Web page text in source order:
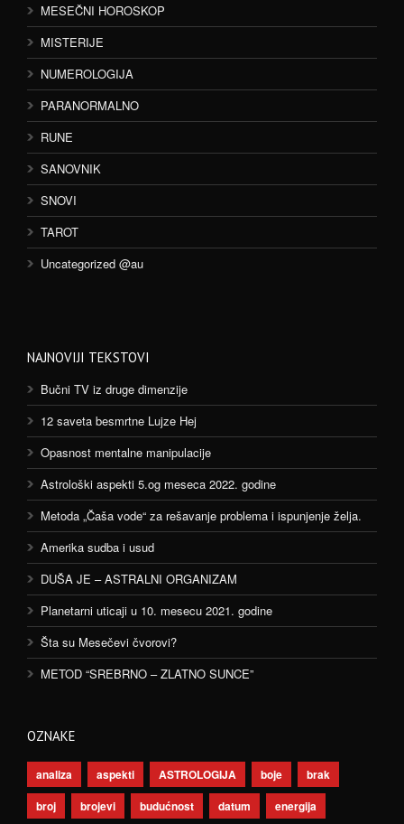
MESEČNI HOROSKOP
MISTERIJE
NUMEROLOGIJA
PARANORMALNO
RUNE
SANOVNIK
SNOVI
TAROT
Uncategorized @au
NAJNOVIJI TEKSTOVI
Bučni TV iz druge dimenzije
12 saveta besmrtne Lujze Hej
Opasnost mentalne manipulacije
Astrološki aspekti 5.og meseca 2022. godine
Metoda „Čaša vode“ za rešavanje problema i ispunjenje želja.
Amerika sudba i usud
DUŠA JE – ASTRALNI ORGANIZAM
Planetarni uticaji u 10. mesecu 2021. godine
Šta su Mesečevi čvorovi?
METOD “SREBRNO – ZLATNO SUNCE”
OZNAKE
analiza aspekti ASTROLOGIJA boje
brak
broj
brojevi budućnost datum
energija